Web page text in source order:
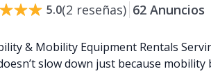
5.0(2 reseñas) 62 Anuncios
& Mobility Equipment Rentals
slow down just because mobility